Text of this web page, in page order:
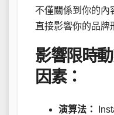
不僅關係到你的內
直接影響你的品牌
影響限時
因素：
演算法：